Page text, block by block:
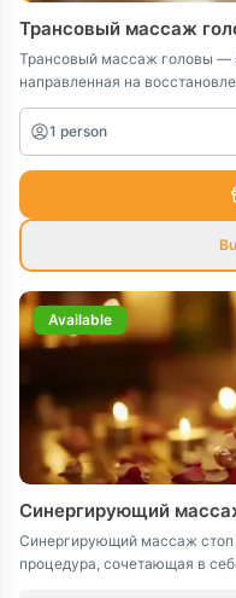
Трансовый массаж
Трансовый массаж головы —
направленная на
и глубокое расслабление.
массажа головы и шейно-
снятию физического и
1 person
Available
Синергирующий
Синергирующий массаж
процедура, сочетающая в